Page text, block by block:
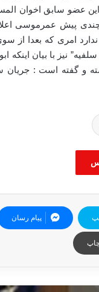
این عضو سابق اخوان
پیش عمرموسی
ندارد امری که بعدا از
نیز با بیان اینکه
و گفته است : جریان
پیام رسان